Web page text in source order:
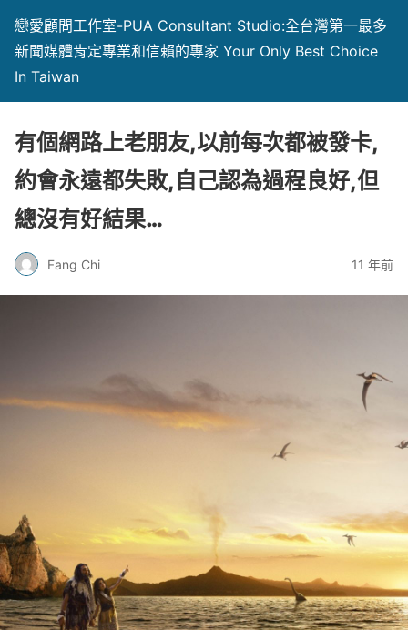
戀愛顧問工作室-PUA Consultant Studio:全台灣第一最多
新聞媒體肯定專業和信賴的專家 Your Only Best Choice
In Taiwan
有個網路上老朋友,以前每次都被發卡,
約會永遠都失敗,自己認為過程良好,但
總沒有好結果…
Fang Chi 11 年前